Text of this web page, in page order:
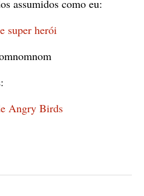
assumidos como eu:
Angry Birds